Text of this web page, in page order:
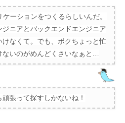
ーションをつくるらしいんだ。
ニアとバックエンドエンジニア
なくて。でも、ボクちょっと忙
いのがめんどくさいなぁと…
張って探すしかないね！